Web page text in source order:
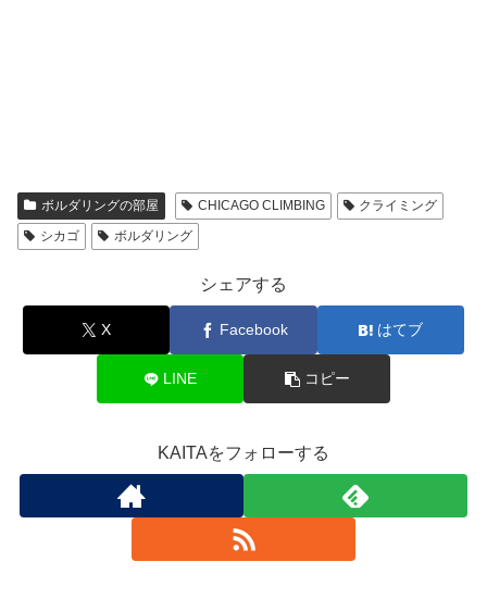
ボルダリングの部屋 CHICAGO CLIMBING
クライミング
シカゴ
ボルダリング
シェアする
X Facebook はてブ
LINE コピー
KAITAをフォローする